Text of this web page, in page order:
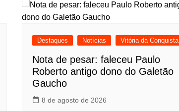
Destaques Notícias Vitória da Conquista
Nota de pesar: faleceu Paulo
Roberto antigo dono do Galetão
Gaucho
8 de agosto de 2026